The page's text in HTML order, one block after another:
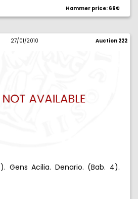
Hammer price: 66€
27/01/2010 Auction 222
Gens Acilia. Denario. (Bab. 4).